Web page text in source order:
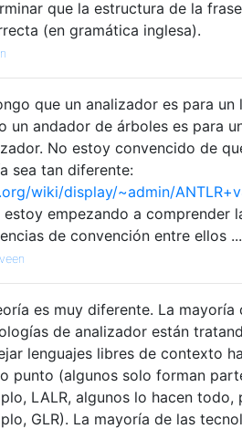
que la estructura de la
(en gramática inglesa).
que un analizador es para un
un andador de árboles es para
No estoy convencido de
sea tan diferente:
wiki/display/~admin/
estoy empezando a comprender
de convención entre ellos ...
es muy diferente. La mayoría
de analizador están
lenguajes libres de contexto
punto (algunos solo forman
LALR, algunos lo hacen todo,
GLR). La mayoría de las